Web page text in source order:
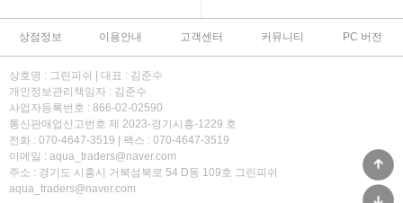
상점정보 이용안내 고객센터 커뮤니티 PC 버전
상호명 : 그린피쉬 | 대표 : 김준수
개인정보관리책임자 : 김준수
사업자등록번호 : 866-02-02590
통신판매업신고번호 제 2023-경기시흥-1229 호
전화 : 070-4647-3519 | 팩스 : 070-4647-3519
이메일 : aqua_traders@naver.com
주소 : 경기도 시흥시 거북섬북로 54 D동 109호 그린피쉬
aqua_traders@naver.com